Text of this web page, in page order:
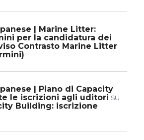
| Marine Litter:
per la candidatura dei
Contrasto Marine Litter
| Piano di Capacity
le iscrizioni agli uditori su
Building: iscrizione